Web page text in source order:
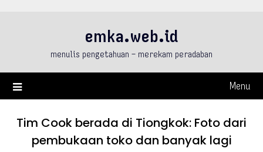
emka.web.id
menulis pengetahuan – merekam peradaban
Menu
Tim Cook berada di Tiongkok: Foto dari
pembukaan toko dan banyak lagi